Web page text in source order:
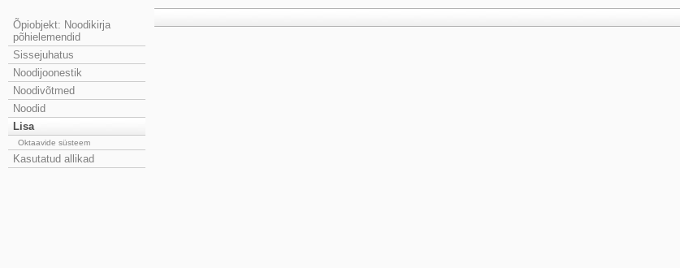
Õpiobjekt: Noodikirja
põhielemendid
Sissejuhatus
Noodijoonestik
Noodivõtmed
Noodid
Lisa
Oktaavide süsteem
Kasutatud allikad